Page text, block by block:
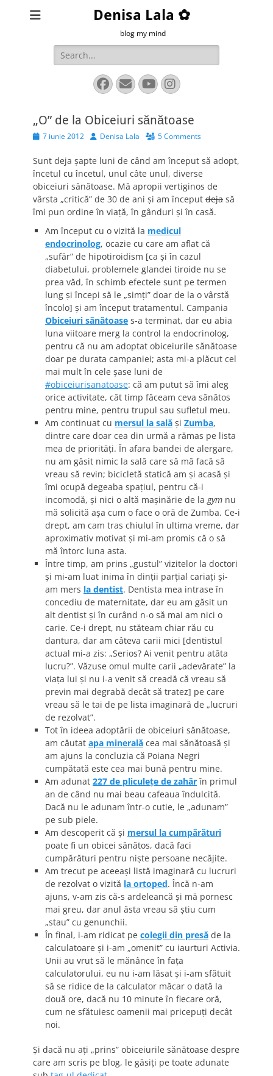
Denisa Lala ✿
blog my mind
Search
for:
Facebook
EmailYouTube
Instagram
„O” de la Obiceiuri sănătoase
Posted7 iunie 2012 AuthorDenisa Lala 5 Comments
Sunt deja şapte luni de când am început să adopt,
încetul cu încetul, unul câte unul, diverse
obiceiuri sănătoase. Mă apropii vertiginos de
vârsta „critică” de 30 de ani şi am început deja să
îmi pun ordine în viaţă, în gânduri şi în casă.
Am început cu o vizită la medicul
endocrinolog, ocazie cu care am aflat că
„sufăr” de hipotiroidism [ca şi în cazul
diabetului, problemele glandei tiroide nu se
prea văd, în schimb efectele sunt pe termen
lung şi începi să le „simţi” doar de la o vârstă
încolo] şi am început tratamentul. Campania
Obiceiuri sănătoase s-a terminat, dar eu abia
luna viitoare merg la control la endocrinolog,
pentru că nu am adoptat obiceiurile sănătoase
doar pe durata campaniei; asta mi-a plăcut cel
mai mult în cele şase luni de
#obiceiurisanatoase: că am putut să îmi aleg
orice activitate, cât timp făceam ceva sănătos
pentru mine, pentru trupul sau sufletul meu.
Am continuat cu mersul la sală şi Zumba,
dintre care doar cea din urmă a rămas pe lista
mea de priorităţi. În afara bandei de alergare,
nu am găsit nimic la sală care să mă facă să
vreau să revin; bicicletă statică am şi acasă şi
îmi ocupă degeaba spaţiul, pentru că-i
incomodă, şi nici o altă maşinărie de la gym nu
mă solicită aşa cum o face o oră de Zumba. Ce-i
drept, am cam tras chiulul în ultima vreme, dar
aproximativ motivat şi mi-am promis că o să
mă întorc luna asta.
Între timp, am prins „gustul” vizitelor la doctori
şi mi-am luat inima în dinţii parţial cariaţi şi-
am mers la dentist. Dentista mea intrase în
concediu de maternitate, dar eu am găsit un
alt dentist şi în curând n-o să mai am nici o
carie. Ce-i drept, nu stăteam chiar rău cu
dantura, dar am câteva carii mici [dentistul
actual mi-a zis: „Serios? Ai venit pentru atâta
lucru?”. Văzuse omul multe carii „adevărate” la
viaţa lui şi nu i-a venit să creadă că vreau să
previn mai degrabă decât să tratez] pe care
vreau să le tai de pe lista imaginară de „lucruri
de rezolvat”.
Tot în ideea adoptării de obiceiuri sănătoase,
am căutat apa minerală cea mai sănătoasă şi
am ajuns la concluzia că Poiana Negri
cumpătată este cea mai bună pentru mine.
Am adunat 227 de pliculeţe de zahărîn primul
an de când nu mai beau cafeaua îndulcită.
Dacă nu le adunam într-o cutie, le „adunam”
pe sub piele.
Am descoperit că şi mersul la cumpărături
poate fi un obicei sănătos, dacă faci
cumpărături pentru nişte persoane necăjite.
Am trecut pe aceeaşi listă imaginară cu lucruri
de rezolvat o vizită la ortoped. Încă n-am
ajuns, v-am zis că-s ardeleancă şi mă pornesc
mai greu, dar anul ăsta vreau să ştiu cum
„stau” cu genunchii.
În final, i-am ridicat pe colegii din presă de la
calculatoare şi i-am „omenit” cu iaurturi Activia.
Unii au vrut să le mănânce în faţa
calculatorului, eu nu i-am lăsat şi i-am sfătuit
să se ridice de la calculator măcar o dată la
două ore, dacă nu 10 minute în fiecare oră,
cum ne sfătuiesc oamenii mai pricepuţi decât
noi.
Şi dacă nu aţi „prins” obiceiurile sănătoase despre
care am scris pe blog, le găsiţi pe toate adunate